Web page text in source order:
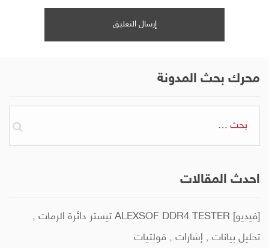
محرك بحث المدونة
احدث المقالات
[فيديو] ALEXSOF DDR4 TESTER تيستر دائرة الرمات ,
تحليل بيانات , إشارات , فولتيات